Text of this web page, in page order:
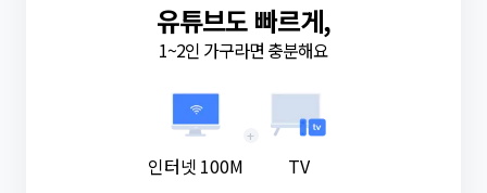
유튜브도 빠르게,
1~2인 가구라면 충분해요
인터넷 100M
+
TV